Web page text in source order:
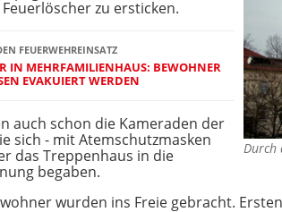
Durch
zu ersticken.
FEUERWEHREINSATZ
IN MEHRFAMILIENHAUS: BEWOHNER
EVAKUIERT WERDEN
auch schon die Kameraden der
sich - mit Atemschutzmasken
das Treppenhaus in die
begaben.
wurden ins Freie gebracht.